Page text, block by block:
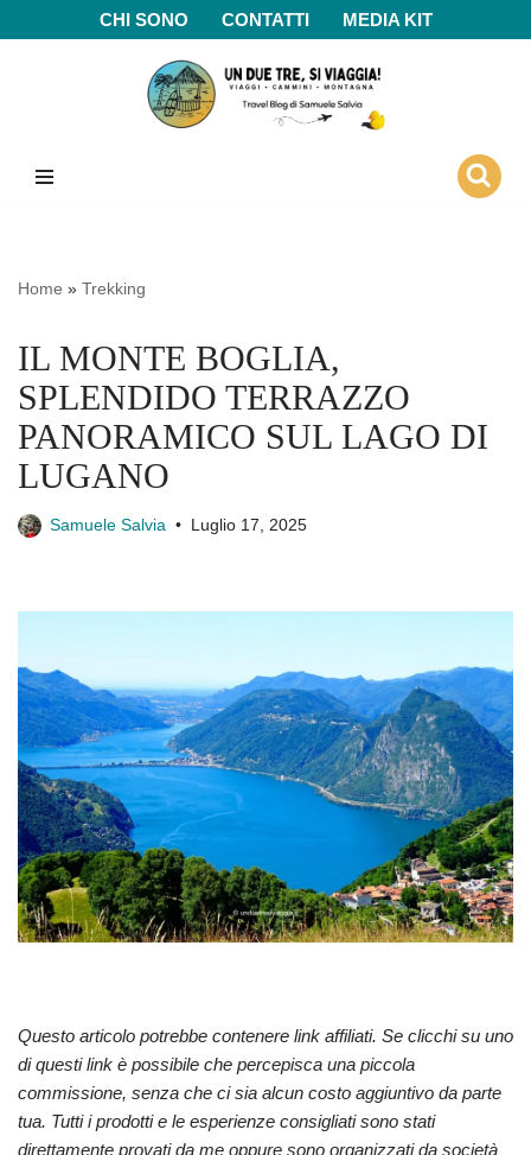
CHI SONO CONTATTI MEDIA KIT
Home » Trekking
IL MONTE BOGLIA,
SPLENDIDO TERRAZZO
PANORAMICO SUL LAGO DI
LUGANO
Samuele Salvia Luglio 17, 2025
Questo articolo potrebbe contenere link affiliati. Se clicchi su uno
di questi link è possibile che percepisca una piccola
commissione, senza che ci sia alcun costo aggiuntivo da parte
tua. Tutti i prodotti e le esperienze consigliati sono stati
direttamente provati da me oppure sono organizzati da società